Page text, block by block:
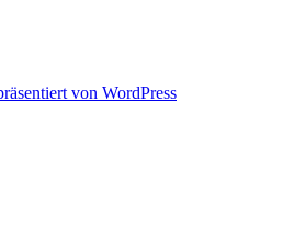
von WordPress